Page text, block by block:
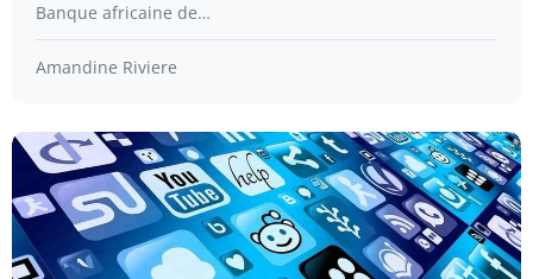
Banque africaine de…
Amandine Riviere